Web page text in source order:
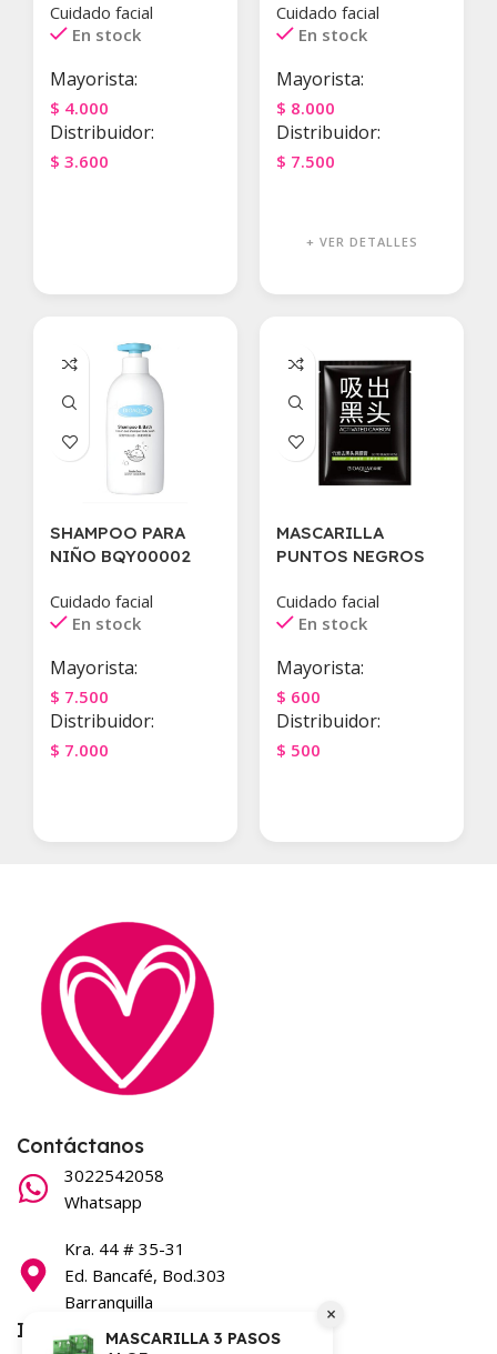
Cuidado facial
En stock
Mayorista:
$ 4.000
Distribuidor:
$ 3.600
Cuidado facial
En stock
Mayorista:
$ 8.000
Distribuidor:
$ 7.500
+ VER DETALLES
SHAMPOO PARA
NIÑO BQY00002
Cuidado facial
En stock
Mayorista:
$ 7.500
Distribuidor:
$ 7.000
MASCARILLA
PUNTOS NEGROS
Cuidado facial
En stock
Mayorista:
$ 600
Distribuidor:
$ 500
Contáctanos
3022542058
Whatsapp
Kra. 44 # 35-31
Ed. Bancafé, Bod.303
Barranquilla
Información
×
MASCARILLA 3 PASOS